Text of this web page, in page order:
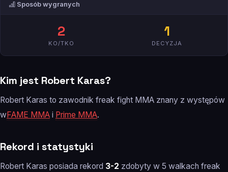
Sposób wygranych
2
KO/TKO
1
DECYZJA
Kim jest Robert Karas?
Robert Karas to zawodnik freak fight MMA znany z występów
wFAME MMA i Prime MMA.
Rekord i statystyki
Robert Karas posiada rekord 3-2 zdobyty w 5 walkach freak